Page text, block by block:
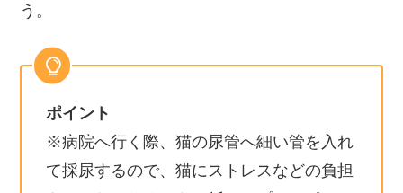
う。
ポイント
※病院へ行く際、猫の尿管へ細い管を入れ
て採尿するので、猫にストレスなどの負担